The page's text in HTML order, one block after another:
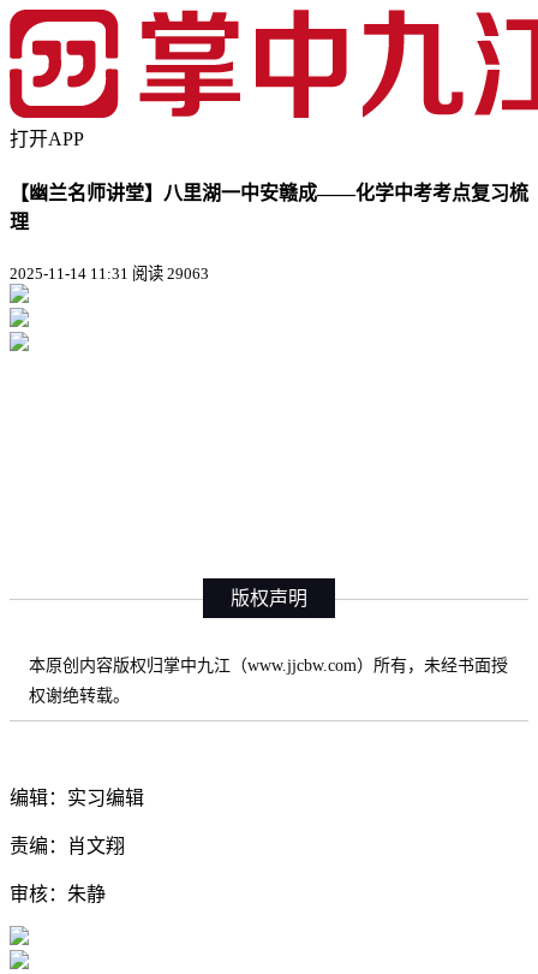
打开APP
【幽兰名师讲堂】八里湖一中安赣成——化学中考考点复习梳
理
2025-11-14 11:31 阅读 29063
版权声明
本原创内容版权归掌中九江（www.jjcbw.com）所有，未经书面授
权谢绝转载。
编辑：实习编辑
责编：肖文翔
审核：朱静